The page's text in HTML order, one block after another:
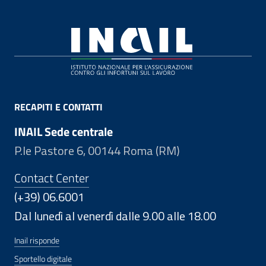
RECAPITI E CONTATTI
INAIL Sede centrale
P.le Pastore 6, 00144 Roma (RM)
Contact Center
(+39) 06.6001
Dal lunedì al venerdì dalle 9.00 alle 18.00
Inail risponde
Sportello digitale